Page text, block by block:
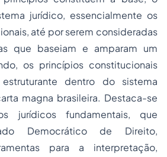
jurídico, essencialmente os
até por serem consideradas
que baseiam e amparam um
os princípios constitucionais
dentro do sistema
magna brasileira. Destaca-se
jurídicos fundamentais, que
Democrático de Direito,
para a interpretação,